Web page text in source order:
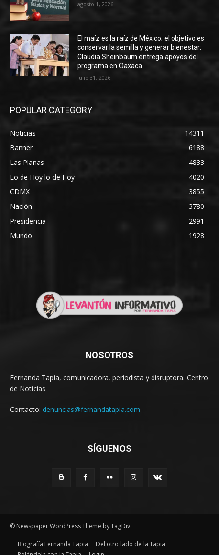
agosto 1, 2026
El maíz es la raíz de México; el objetivo es
conservar la semilla y generar bienestar:
Claudia Sheinbaum entrega apoyos del
programa en Oaxaca
julio 31, 2026
POPULAR CATEGORY
Noticias
14311
Banner
6188
Las Planas
4833
Lo de Hoy lo de Hoy
4020
CDMX
3855
Nación
3780
Presidencia
2991
Mundo
1928
NOSOTROS
Fernanda Tapia, comunicadora, periodista y disruptora. Centro
de Noticias
Contacto: denuncias@fernandatapia.com
SÍGUENOS
© Newspaper WordPress Theme by TagDiv
Biografía Fernanda Tapia
Del otro lado de la Tapia